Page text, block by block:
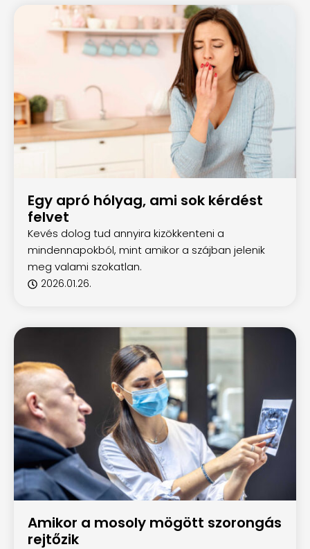
Egy apró hólyag, ami sok kérdést
felvet
Kevés dolog tud annyira kizökkenteni a
mindennapokból, mint amikor a szájban jelenik
meg valami szokatlan.
2026.01.26.
Amikor a mosoly mögött szorongás
rejtőzik